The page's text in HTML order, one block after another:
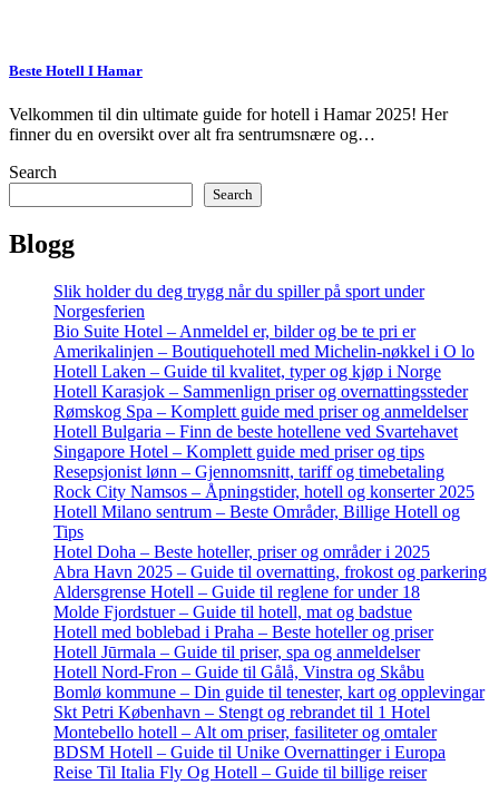
Beste Hotell I Hamar
Velkommen til din ultimate guide for hotell i Hamar 2025! Her
finner du en oversikt over alt fra sentrumsnære og…
Search
Search
Blogg
Slik holder du deg trygg når du spiller på sport under
Norgesferien
Bio Suite Hotel – Anmeldel er, bilder og be te pri er
Amerikalinjen – Boutiquehotell med Michelin-nøkkel i O lo
Hotell Laken – Guide til kvalitet, typer og kjøp i Norge
Hotell Karasjok – Sammenlign priser og overnattingssteder
Rømskog Spa – Komplett guide med priser og anmeldelser
Hotell Bulgaria – Finn de beste hotellene ved Svartehavet
Singapore Hotel – Komplett guide med priser og tips
Resepsjonist lønn – Gjennomsnitt, tariff og timebetaling
Rock City Namsos – Åpningstider, hotell og konserter 2025
Hotell Milano sentrum – Beste Områder, Billige Hotell og
Tips
Hotel Doha – Beste hoteller, priser og områder i 2025
Abra Havn 2025 – Guide til overnatting, frokost og parkering
Aldersgrense Hotell – Guide til reglene for under 18
Molde Fjordstuer – Guide til hotell, mat og badstue
Hotell med boblebad i Praha – Beste hoteller og priser
Hotell Jūrmala – Guide til priser, spa og anmeldelser
Hotell Nord-Fron – Guide til Gålå, Vinstra og Skåbu
Bomlø kommune – Din guide til tenester, kart og opplevingar
Skt Petri København – Stengt og rebrandet til 1 Hotel
Montebello hotell – Alt om priser, fasiliteter og omtaler
BDSM Hotell – Guide til Unike Overnattinger i Europa
Reise Til Italia Fly Og Hotell – Guide til billige reiser